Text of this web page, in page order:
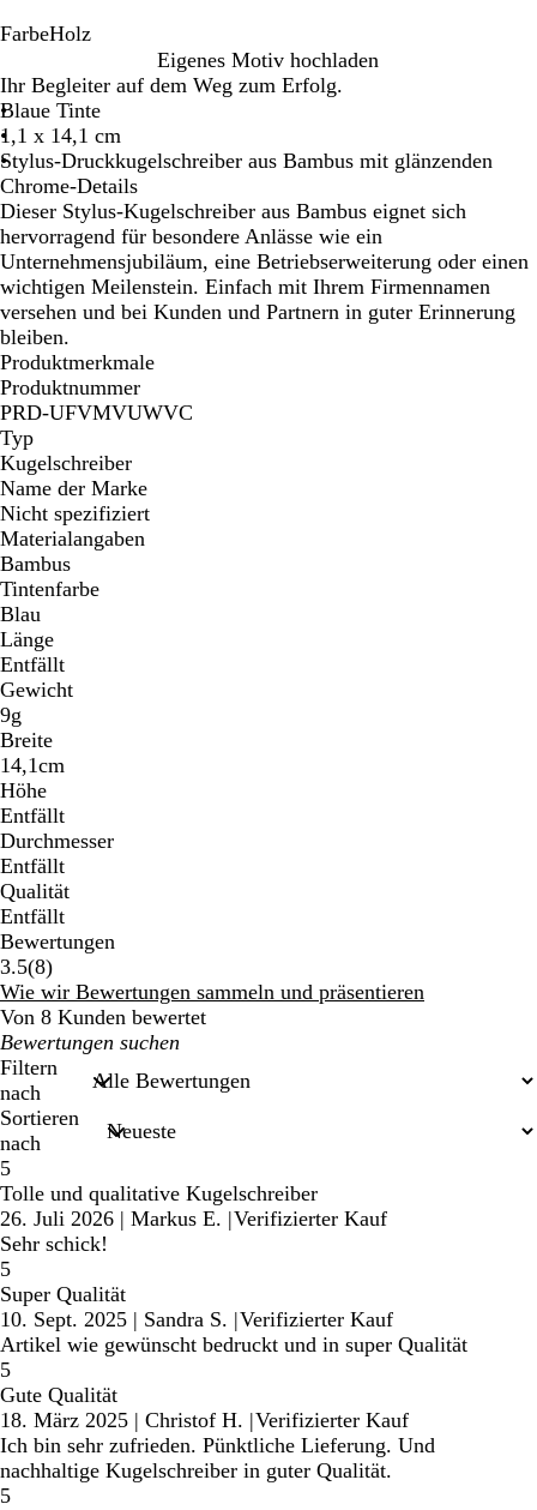
FarbeHolz
o
l
z
Eigenes Motiv hochladen
Ihr Begleiter auf dem Weg zum Erfolg.
Blaue Tinte
1,1 x 14,1 cm
Stylus-Druckkugelschreiber aus Bambus mit glänzenden
Chrome-Details
Dieser Stylus-Kugelschreiber aus Bambus eignet sich
hervorragend für besondere Anlässe wie ein
Unternehmensjubiläum, eine Betriebserweiterung oder einen
wichtigen Meilenstein. Einfach mit Ihrem Firmennamen
versehen und bei Kunden und Partnern in guter Erinnerung
bleiben.
Produktmerkmale
Produktnummer
PRD-UFVMVUWVC
Typ
Kugelschreiber
Name der Marke
Nicht spezifiziert
Materialangaben
Bambus
Tintenfarbe
Blau
Länge
Entfällt
Gewicht
9g
Breite
14,1cm
Höhe
Entfällt
Durchmesser
Entfällt
Qualität
Entfällt
Bewertungen
3.5(88
Bewertungen
)
Wie wir Bewertungen sammeln und präsentieren
Von 8 Kunden bewertet
Meine
Sucheingaben
Filtern
nach
Sortieren
nach
5
Tolle und qualitative Kugelschreiber
26. Juli 2026 | Markus E. |Verifizierter Kauf
Sehr schick!
5
Super Qualität
10. Sept. 2025 | Sandra S. |Verifizierter Kauf
Artikel wie gewünscht bedruckt und in super Qualität
5
Gute Qualität
18. März 2025 | Christof H. |Verifizierter Kauf
Ich bin sehr zufrieden. Pünktliche Lieferung. Und
nachhaltige Kugelschreiber in guter Qualität.
5